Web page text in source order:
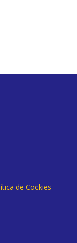
de Cookies